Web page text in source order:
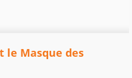
le Masque des